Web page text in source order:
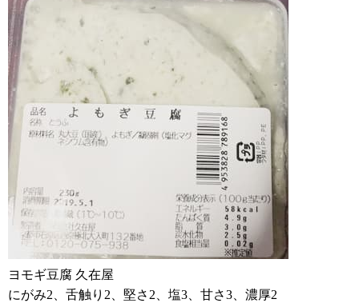
ヨモギ豆腐 久在屋
にがみ2、舌触り2、堅さ2、塩3、甘さ3、濃厚2